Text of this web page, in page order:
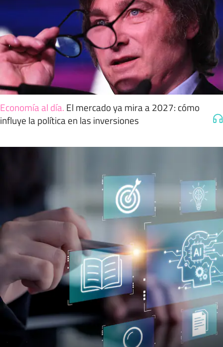
Economía al día. El mercado ya mira a 2027: cómo
influye la política en las inversiones